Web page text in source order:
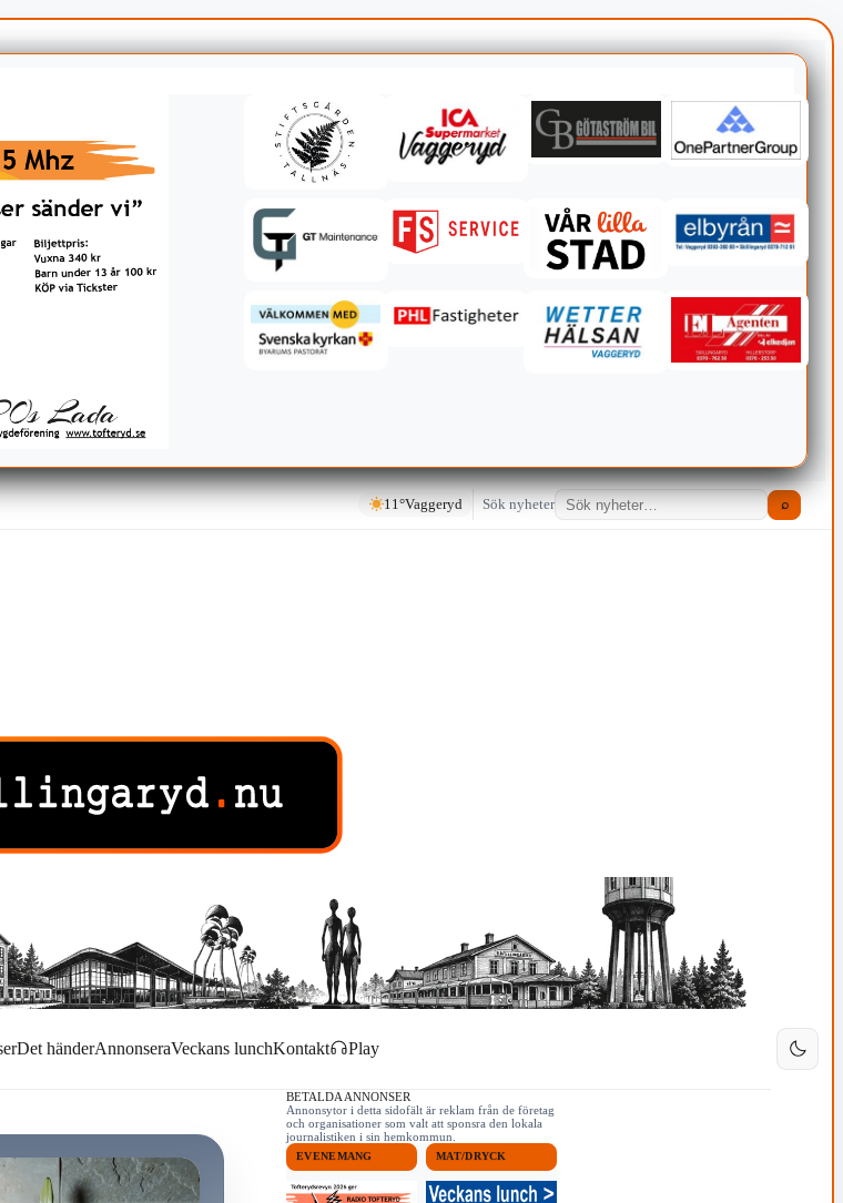
11°Vaggeryd Sök nyheter ⌕
Det händerAnnonseraVeckans lunchKontakt Play
BETALDA ANNONSER
Annonsytor i detta sidofält är reklam från de företag
och organisationer som valt att sponsra den lokala
journalistiken i sin hemkommun.
EVENEMANG MAT/DRYCK